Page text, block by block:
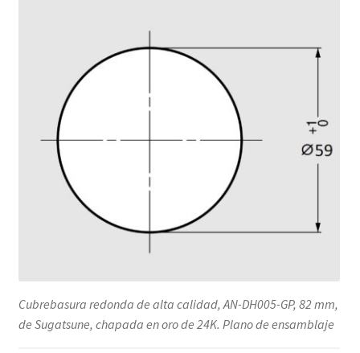
Cubrebasura redonda de alta calidad, AN-DH005-GP, 82 mm,
de Sugatsune, chapada en oro de 24K. Plano de ensamblaje